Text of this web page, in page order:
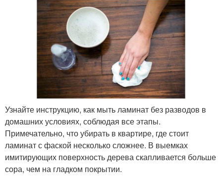
Узнайте инструкцию, как мыть ламинат без разводов в
домашних условиях, соблюдая все этапы.
Примечательно, что убирать в квартире, где стоит
ламинат с фаской несколько сложнее. В выемках
имитирующих поверхность дерева скапливается больше
сора, чем на гладком покрытии.